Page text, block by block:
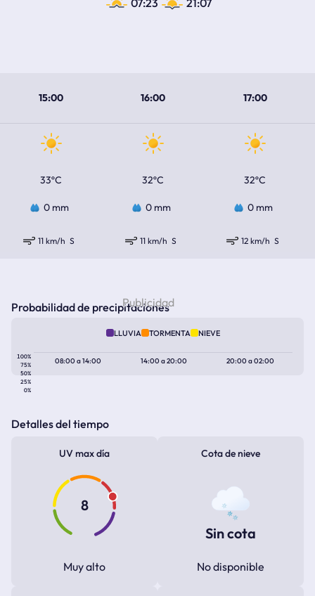
07:23 21:07
15:00 16:00 17:00
33ºC 32ºC 32ºC
0 mm 0 mm 0 mm
11 km/h S 11 km/h S 12 km/h S
Probabilidad de precipitaciones
LLUVIA TORMENTA NIEVE
100%
75%
50%
25%
0%
08:00a14:00 14:00a20:00 20:00a02:00
Detalles del tiempo
UV max día
8
Muy alto
Cota de nieve
Sin cota
No disponible